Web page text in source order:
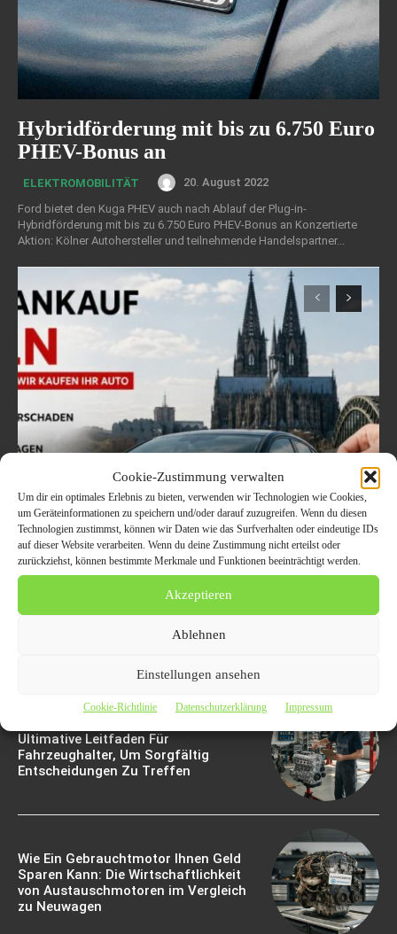
Cookie-Zustimmung verwalten
Um dir ein optimales Erlebnis zu bieten, verwenden wir Technologien wie Cookies,
um Geräteinformationen zu speichern und/oder darauf zuzugreifen. Wenn du diesen
Technologien zustimmst, können wir Daten wie das Surfverhalten oder eindeutige IDs
auf dieser Website verarbeiten. Wenn du deine Zustimmung nicht erteilst oder
zurückziehst, können bestimmte Merkmale und Funktionen beeinträchtigt werden.
Akzeptieren
Ablehnen
Einstellungen ansehen
Cookie-Richtlinie Datenschutzerklärung Impressum
Hybridförderung mit bis zu 6.750 Euro
PHEV-Bonus an
ELEKTROMOBILITÄT
20. August 2022
Ford bietet den Kuga PHEV auch nach Ablauf der Plug-in-
Hybridförderung mit bis zu 6.750 Euro PHEV-Bonus an Konzertierte
Aktion: Kölner Autohersteller und teilnehmende Handelspartner...
Welche Fahrzeuge in Köln
aktuell besonders gefragt
sind – Trends im
Autoankauf 2026
Ultimative Leitfaden Für
Fahrzeughalter, Um Sorgfältig
Entscheidungen Zu Treffen
Wie Ein Gebrauchtmotor Ihnen Geld
Sparen Kann: Die Wirtschaftlichkeit
von Austauschmotoren im Vergleich
zu Neuwagen